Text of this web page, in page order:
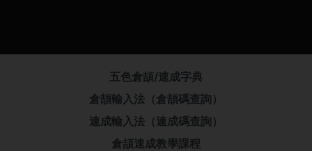
五色倉頡/速成字典
倉頡輸入法（倉頡碼查詢）
速成輸入法（速成碼查詢）
倉頡速成教學課程